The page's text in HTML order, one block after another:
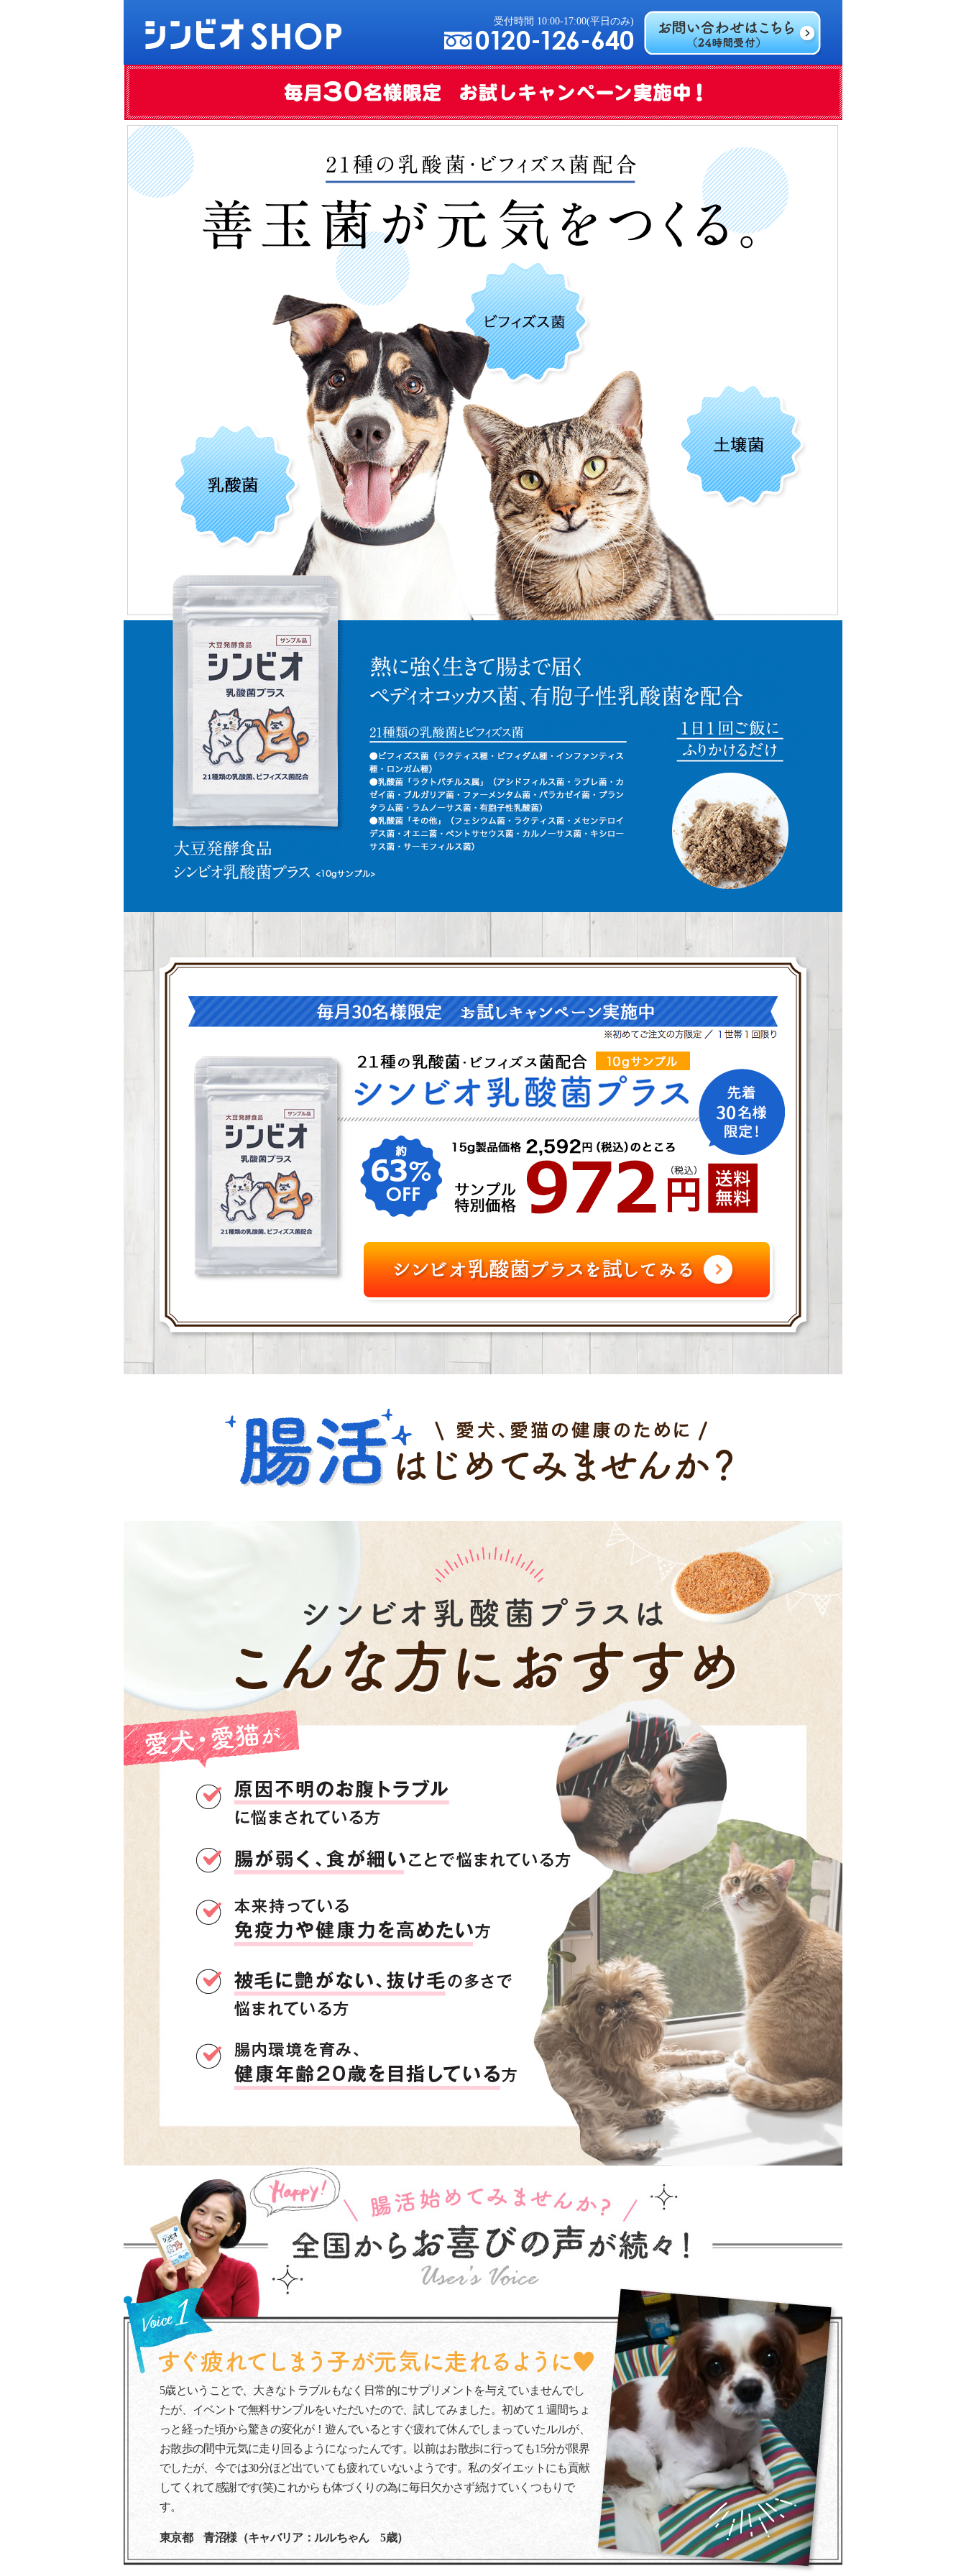
受付時間 10:00-17:00(平日のみ)
5歳ということで、大きなトラブルもなく日常的にサプリメントを与えていませんでし
たが、イベントで無料サンプルをいただいたので、試してみました。初めて１週間ちょ
っと経った頃から驚きの変化が！遊んでいるとすぐ疲れて休んでしまっていたルルが、
お散歩の間中元気に走り回るようになったんです。以前はお散歩に行っても15分が限界
でしたが、今では30分ほど出ていても疲れていないようです。私のダイエットにも貢献
してくれて感謝です(笑)これからも体づくりの為に毎日欠かさず続けていくつもりで
す。
東京都 青沼様（キャバリア：ルルちゃん 5歳）